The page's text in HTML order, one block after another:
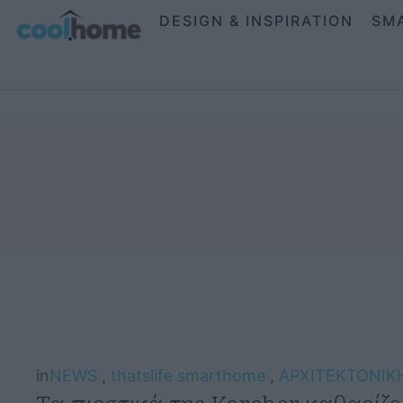
DESIGN & INSPIRATION
inNEWS , thatslife smarthome ,